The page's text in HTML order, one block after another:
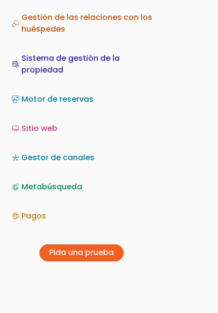
Gestión de las relaciones con los
huéspedes
Sistema de gestión de la
propiedad
Motor de reservas
Sitio web
Gestor de canales
Metabúsqueda
Pagos
Pida una prueba